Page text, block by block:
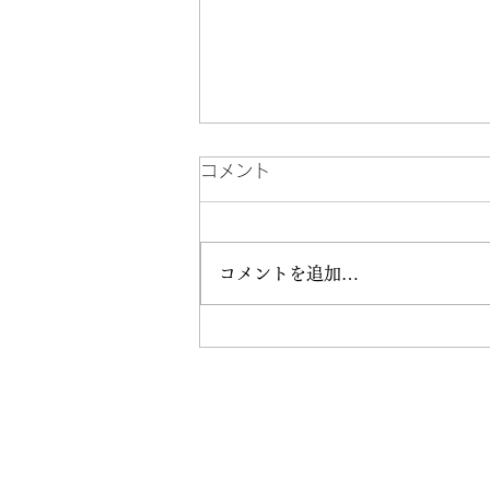
COCOON vol.33
コメント
コメントを追加…